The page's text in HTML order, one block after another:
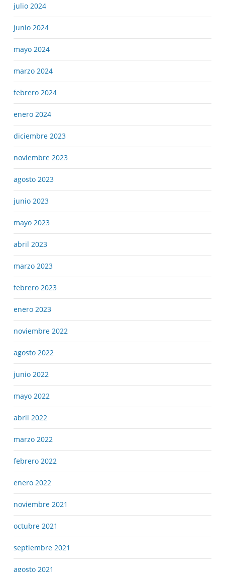
julio 2024
junio 2024
mayo 2024
marzo 2024
febrero 2024
enero 2024
diciembre 2023
noviembre 2023
agosto 2023
junio 2023
mayo 2023
abril 2023
marzo 2023
febrero 2023
enero 2023
noviembre 2022
agosto 2022
junio 2022
mayo 2022
abril 2022
marzo 2022
febrero 2022
enero 2022
noviembre 2021
octubre 2021
septiembre 2021
agosto 2021